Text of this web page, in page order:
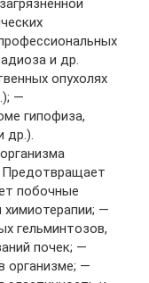
и др.
опухолях
—
гипофиза,
др.).
побочные
—
гельминтозов,
почек; —
организме; —